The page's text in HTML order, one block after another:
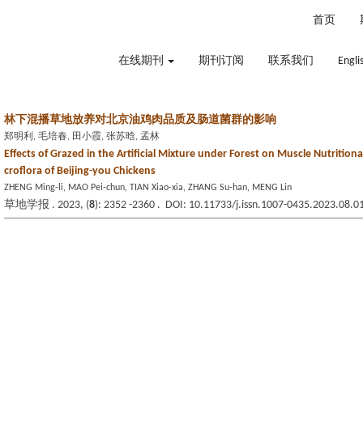
首页
在线期刊 期刊订阅 联系我们
林下混播草地放养对北京油鸡肉品质及肠道菌群的影响
郑明利, 毛培春, 田小霞, 张苏晗, 孟林
Effects of Grazed in the Artificial Mixture under Forest on Muscle
croflora of Beijing-you Chickens
ZHENG Ming-li, MAO Pei-chun, TIAN Xiao-xia, ZHANG Su-han, MENG Lin
草地学报 . 2023, (8): 2352 -2360 . DOI: 10.11733/j.issn.1007-